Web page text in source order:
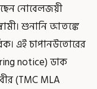
নোবেলজয়ী
শুনানি আতঙ্কে
এই চাপানউতোরের
notice) ডাক
(TMC MLA